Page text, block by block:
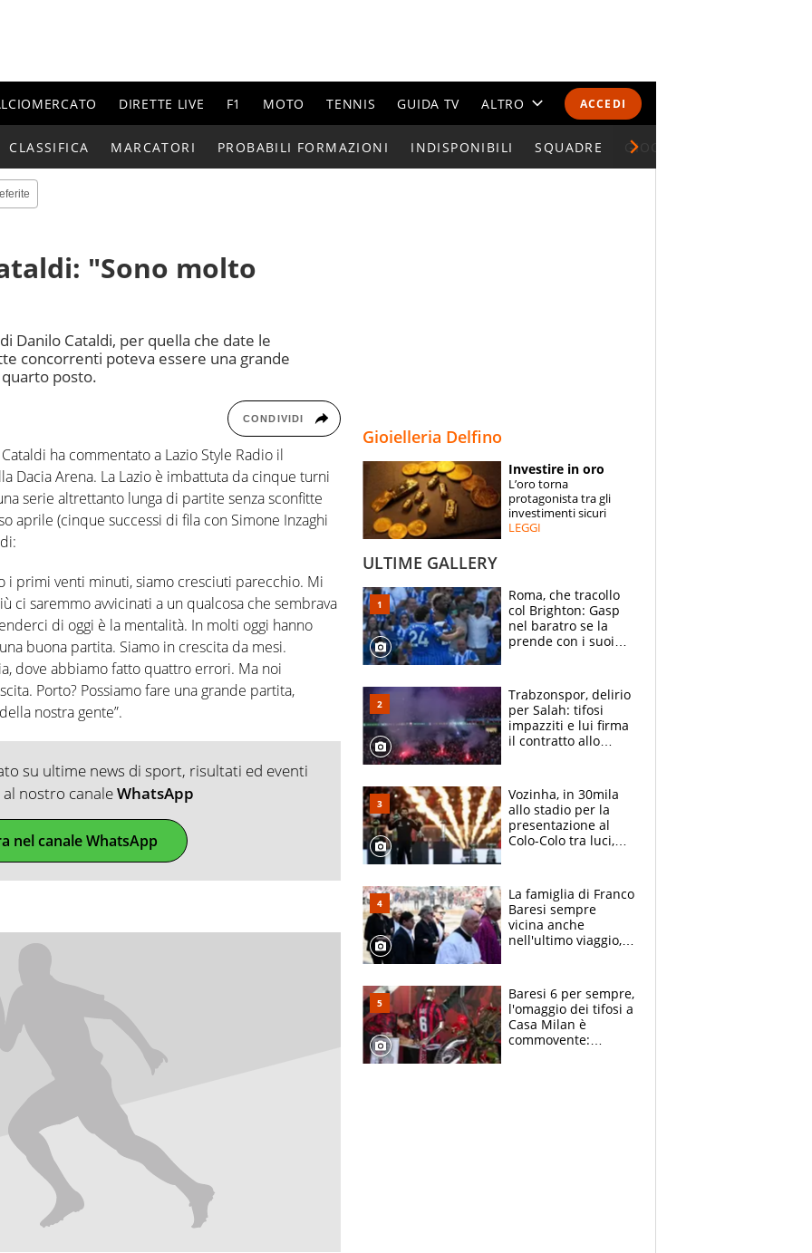
ACCEDI
DIRETTE LIVE F1 MOTO TENNIS GUIDA TV ALTRO
CALENDARI E CLASSIFICHE
ESPERTI
CONTATTI
CLASSIFICA MARCATORI PROBABILI FORMAZIONI INDISPONIBILI SQUADRE GIOCATORI SERIE A
"Sono molto
Danilo Cataldi, per quella che date le
concorrenti poteva essere una grande
posto.
CONDIVIDI
ha commentato a Lazio Style Radio il
Dacia Arena. La Lazio è imbattuta da cinque turni
serie altrettanto lunga di partite senza sconfitte
aprile (cinque successi di fila con Simone Inzaghi
i primi venti minuti, siamo cresciuti parecchio. Mi
ci saremmo avvicinati a un qualcosa che sembrava
di oggi è la mentalità. In molti oggi hanno
buona partita. Siamo in crescita da mesi.
dove abbiamo fatto quattro errori. Ma noi
Porto? Possiamo fare una grande partita,
nostra gente”.
su ultime news di sport, risultati ed eventi
al nostro canaleWhatsApp
nel canale WhatsApp
Gioielleria Delfino
Investire in oro
L’oro torna
protagonista tra gli
investimenti sicuri
LEGGI
ULTIME GALLERY
Roma, che tracollo
col Brighton: Gasp
nel baratro se la
prende con i suoi
Trabzonspor, delirio
per Salah: tifosi
impazziti e lui firma
il contratto allo
Vozinha, in 30mila
allo stadio per la
presentazione al
Colo-Colo tra luci,
La famiglia di Franco
Baresi sempre
vicina anche
nell'ultimo viaggio,
circondati
dall'affetto dei tifosi
Baresi 6 per sempre,
l'omaggio dei tifosi a
Casa Milan è
commovente: